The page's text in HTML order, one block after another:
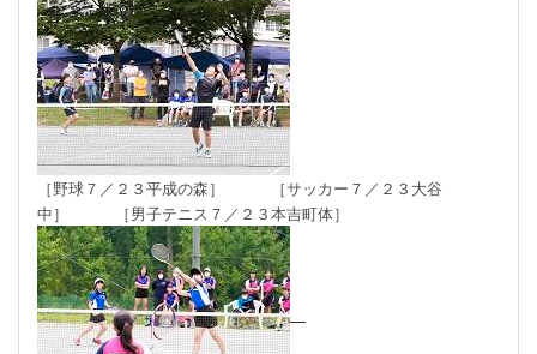
［野球７／２３平成の森］ ［サッカー ７／２３大谷
中］ ［男子テニス ７／２３本吉町体］